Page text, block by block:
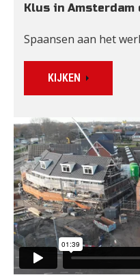
Klus in Amsterdam
Spaansen aan het
KIJKEN